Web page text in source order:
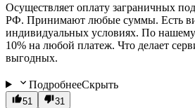
Осуществляет оплату заграничных
РФ. Принимают любые суммы. Есть
индивидуальных условиях. По
10% на любой платеж. Что делает
выгодных.
ПодробнееСкрыть
51 31